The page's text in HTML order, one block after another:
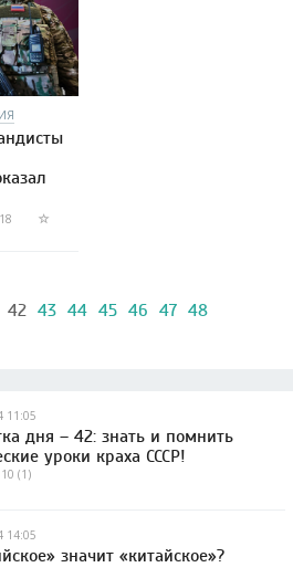
42 43 44 45 46 47 48
11:05
дня – 42: знать и помнить
уроки краха СССР!
10 (1)
14:05
значит «китайское»?